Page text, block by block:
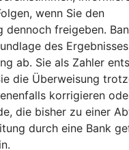
wenn Sie den
dennoch freigeben.
des
ab. Sie als Zahler
die Überweisung
korrigieren
die bisher zu einer
durch eine Bank